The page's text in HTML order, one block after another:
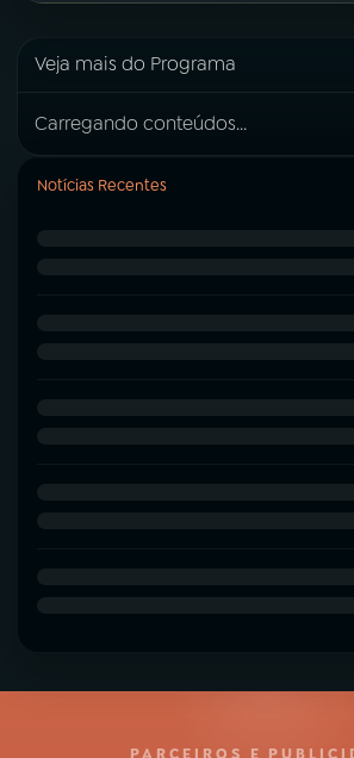
Veja mais do Programa
Carregando conteúdos...
Notícias Recentes